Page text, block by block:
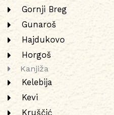
Gornji Breg
Gunaroš
Hajdukovo
Horgoš
Kanjiža
Kelebija
Kevi
Kruščić